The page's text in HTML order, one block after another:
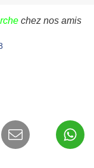
chez nos amis